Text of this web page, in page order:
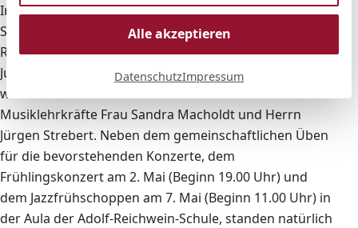
In der Zeit vom 18.04. bis 21.04.2017 sind die
Schülerinnen und Schüler der Bläserklassen der Adolf-
Reichwein-Schule zum intensiven Üben in die
Jugendherberge nach Rüdesheim gefahren. Begleitet
wurden die 30 Schülerinnen und Schüler durch die
Musiklehrkräfte Frau Sandra Macholdt und Herrn
Jürgen Strebert. Neben dem gemeinschaftlichen Üben
für die bevorstehenden Konzerte, dem
Frühlingskonzert am 2. Mai (Beginn 19.00 Uhr) und
dem Jazzfrühschoppen am 7. Mai (Beginn 11.00 Uhr) in
der Aula der Adolf-Reichwein-Schule, standen natürlich
Alle akzeptieren
DatenschutzImpressum